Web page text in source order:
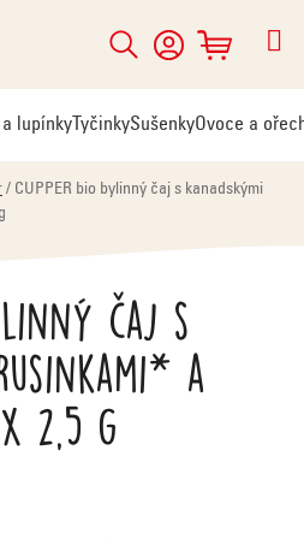
Hledat
NÁKUPNÍ
KOŠÍK
lupínky TyčinkySušenkyOvoce a
/ CUPPER bio bylinný čaj s kanadskými
čaj s
a
2,5 g